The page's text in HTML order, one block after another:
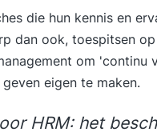
die hun kennis en
dan ook, toespitsen
om 'continu
eigen te maken.
HRM: het